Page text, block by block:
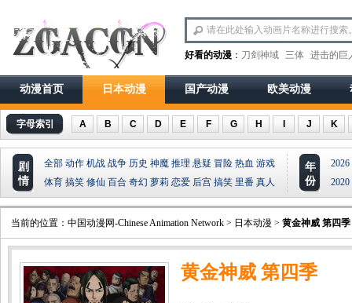
好看的动漫 ： 刀剑神域 三体 进击的巨
动漫首页 日本动漫 国产动漫 欧美动漫
字母索引 A B C D E F G H J K
剧
情
全部 动作 机战 战争 历史 神魔 推理 悬疑 冒险 热血 游戏
体育 搞笑 修仙 百合 奇幻 萝莉 恋爱 后宫 搞笑 里番 真人
年
份
2026
2020
当前的位置： 中国动漫网-Chinese Animation Network > 日本动漫 > 黄金神威 第四季
黄金神威 第四季